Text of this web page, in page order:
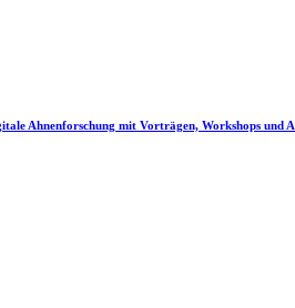
Ahnenforschung mit Vorträgen, Workshops und